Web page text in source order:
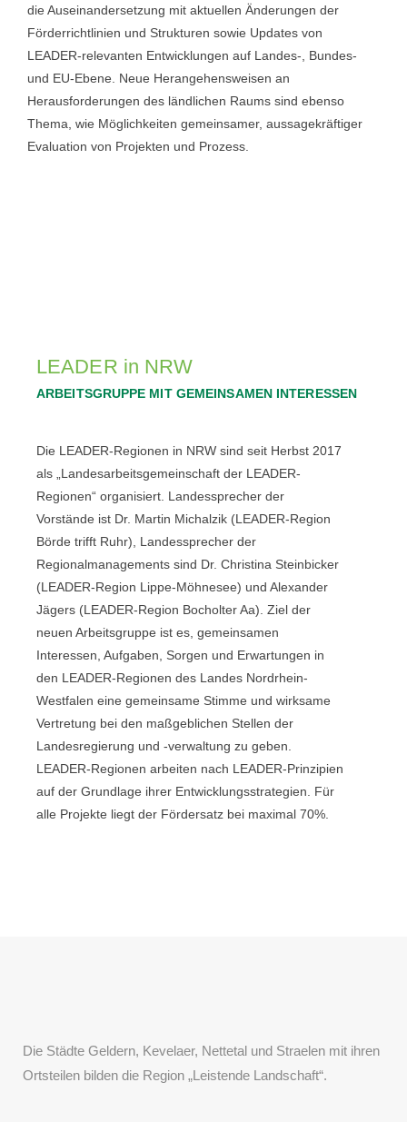
die Auseinandersetzung mit aktuellen Änderungen der
Förderrichtlinien und Strukturen sowie Updates von
LEADER-relevanten Entwicklungen auf Landes-, Bundes-
und EU-Ebene. Neue Herangehensweisen an
Herausforderungen des ländlichen Raums sind ebenso
Thema, wie Möglichkeiten gemeinsamer, aussagekräftiger
Evaluation von Projekten und Prozess.
LEADER in NRW
ARBEITSGRUPPE MIT GEMEINSAMEN INTERESSEN
Die LEADER-Regionen in NRW sind seit Herbst 2017
als „Landesarbeitsgemeinschaft der LEADER-
Regionen“ organisiert. Landessprecher der
Vorstände ist Dr. Martin Michalzik (LEADER-Region
Börde trifft Ruhr), Landessprecher der
Regionalmanagements sind Dr. Christina Steinbicker
(LEADER-Region Lippe-Möhnesee) und Alexander
Jägers (LEADER-Region Bocholter Aa). Ziel der
neuen Arbeitsgruppe ist es, gemeinsamen
Interessen, Aufgaben, Sorgen und Erwartungen in
den LEADER-Regionen des Landes Nordrhein-
Westfalen eine gemeinsame Stimme und wirksame
Vertretung bei den maßgeblichen Stellen der
Landesregierung und -verwaltung zu geben.
LEADER-Regionen arbeiten nach LEADER-Prinzipien
auf der Grundlage ihrer Entwicklungsstrategien. Für
alle Projekte liegt der Fördersatz bei maximal 70%.
Die Städte Geldern, Kevelaer, Nettetal und Straelen mit ihren
Ortsteilen bilden die Region „Leistende Landschaft“.